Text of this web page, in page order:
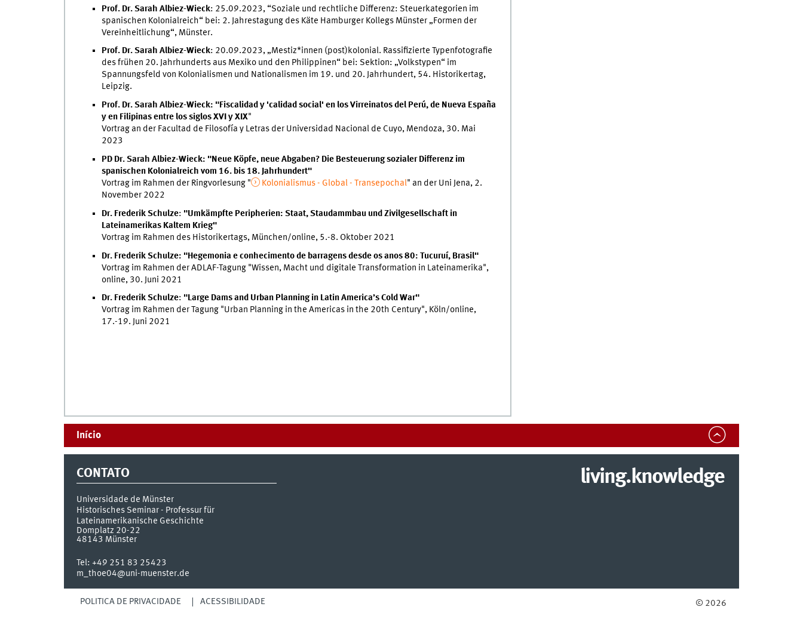
Prof. Dr. Sarah Albiez-Wieck: 25.09.2023, “Soziale und rechtliche Differenz: Steuerkategorien im
spanischen Kolonialreich“ bei: 2. Jahrestagung des Käte Hamburger Kollegs Münster „Formen der
Vereinheitlichung“, Münster.
Prof. Dr. Sarah Albiez-Wieck: 20.09.2023, „Mestiz*innen (post)kolonial. Rassifizierte Typenfotografie
des frühen 20. Jahrhunderts aus Mexiko und den Philippinen“ bei: Sektion: „Volkstypen“ im
Spannungsfeld von Kolonialismen und Nationalismen im 19. und 20. Jahrhundert, 54. Historikertag,
Leipzig.
Prof. Dr. Sarah Albiez-Wieck: "Fiscalidad y 'calidad social' en los Virreinatos del Perú, de Nueva España
y en Filipinas entre los siglos XVI y XIX"
Vortrag an der Facultad de Filosofía y Letras der Universidad Nacional de Cuyo, Mendoza, 30. Mai
2023
PD Dr. Sarah Albiez-Wieck: "Neue Köpfe, neue Abgaben? Die Besteuerung sozialer Differenz im
spanischen Kolonialreich vom 16. bis 18. Jahrhundert"
Vortrag im Rahmen der Ringvorlesung "
Kolonialismus - Global - Transepochal" an der Uni Jena, 2.
November 2022
Dr. Frederik Schulze: "Umkämpfte Peripherien: Staat, Staudammbau und Zivilgesellschaft in
Lateinamerikas Kaltem Krieg"
Vortrag im Rahmen des Historikertags, München/online, 5.-8. Oktober 2021
Dr. Frederik Schulze: "Hegemonia e conhecimento de barragens desde os anos 80: Tucuruí, Brasil"
Vortrag im Rahmen der ADLAF-Tagung "Wissen, Macht und digitale Transformation in Lateinamerika",
online, 30. Juni 2021
Dr. Frederik Schulze: "Large Dams and Urban Planning in Latin America’s Cold War"
Vortrag im Rahmen der Tagung "Urban Planning in the Americas in the 20th Century", Köln/online,
17.-19. Juni 2021
Início
CONTATO
Universidade de Münster
Historisches Seminar - Professur für
Lateinamerikanische Geschichte
Domplatz 20-22
48143 Münster
Tel: +49 251 83 25423
m_thoe04@uni-muenster.de
living.knowledge
POLÍTICA DE PRIVACIDADE ACESSIBILIDADE © 2026